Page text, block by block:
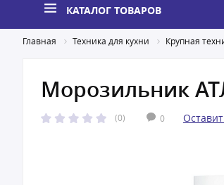
КАТАЛОГ ТОВАРОВ
Главная Техника для кухни Крупная
Морозильник
(0) 0